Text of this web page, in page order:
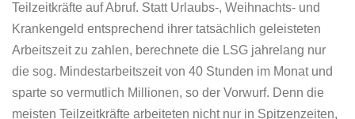
Teilzeitkräfte auf Abruf. Statt Urlaubs-, Weihnachts- und
Krankengeld entsprechend ihrer tatsächlich geleisteten
Arbeitszeit zu zahlen, berechnete die LSG jahrelang nur
die sog. Mindestarbeitszeit von 40 Stunden im Monat und
sparte so vermutlich Millionen, so der Vorwurf. Denn die
meisten Teilzeitkräfte arbeiteten nicht nur in Spitzenzeiten,